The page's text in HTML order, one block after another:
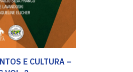
E CULTURA –